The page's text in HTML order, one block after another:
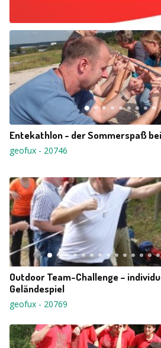
Entekathlon - der Sommerspaß
geofux - 20746
Outdoor Team-Challenge –
Geländespiel
geofux - 20769